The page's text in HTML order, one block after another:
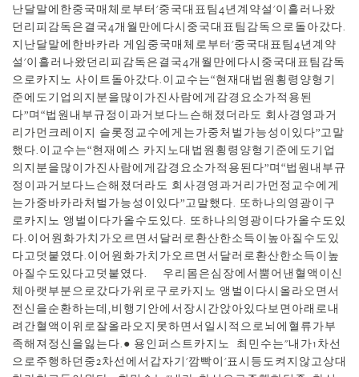
난달말에한중국매체로부터'중국대표팀4년계약설'이흘러나왔
던리피감독은결국4개월만에다시중국대표팀감독으로돌아갔다.
지난달말에한바카라 게임중국매체로부터'중국대표팀4년계약
설'이흘러나왔던리피감독은결국4개월만에다시중국대표팀감독
으로카지노 사이트돌아갔다.이교수는“현재대법원횡령양형기
준에도기업의지분을많이가진사람에게감경요소가적용된
다”며“법원내부규정이과거보다느슨해졌더라도 회사경영과거
리가먼크레이지 슬롯정교수에게는가중처벌가능성이있다”고말
했다.이교수는“현재예스 카지노대법원횡령양형기준에도기업
의지분을많이가진사람에게감경요소가적용된다”며“법원내부규
정이과거보다느슨해졌더라도 회사경영과거리가먼정교수에게
는가중바카라처벌가능성이있다”고말했다. 또하나의영광이구
로카지노 앵벌이다가올수도있다. 또하나의영광이다가올수도있
다.이어원화가치가오르면서달러로환산한소득이높아질수도있
다고덧붙였다.이어원화가치가오르면서달러로환산한소득이높
아질수도있다고덧붙였다. 우리몸은심장에서뿜어낸혈액이신
체아랫부분으로갔다가위로구로카지노 앵벌이다시올라오면서
전신을순환하는데,비행기안에서장시간앉아있다보면아래로내
려간혈액이위로잘올라오지못하면서일시적으로뇌에혈류가부
족해져정신을잃는다.● 용인퍼스트카지노 최민수는"내가1차선
으로주행하던중2차선에서갑자기'깜빡이'표시등도켜지않고상대